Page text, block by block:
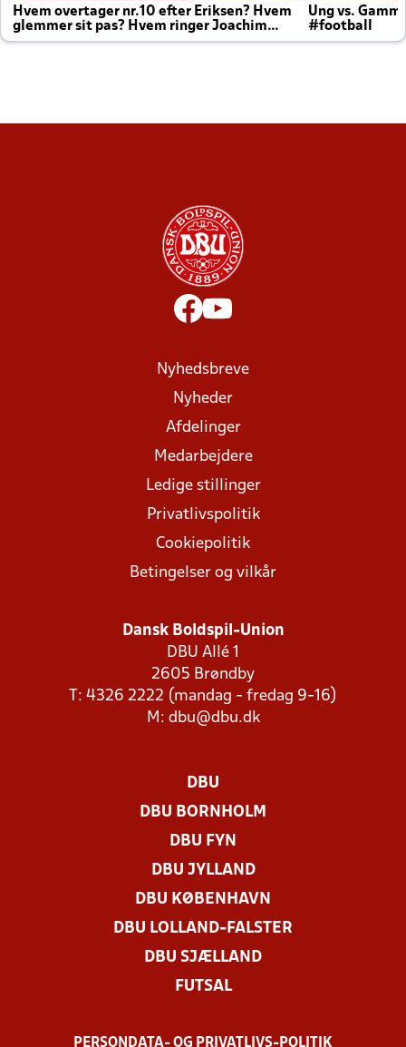
Hvem overtager nr.10 efter Eriksen? Hvem
glemmer sit pas? Hvem ringer Joachim
altid til efter kampe?
Ung vs.
#football
Nyhedsbreve
Nyheder
Afdelinger
Medarbejdere
Ledige stillinger
Privatlivspolitik
Cookiepolitik
Betingelser og vilkår
Dansk Boldspil-Union
DBU Allé 1
2605 Brøndby
T: 4326 2222 (mandag - fredag 9-16)
M: dbu@dbu.dk
DBU
DBU BORNHOLM
DBU FYN
DBU JYLLAND
DBU KØBENHAVN
DBU LOLLAND-FALSTER
DBU SJÆLLAND
FUTSAL
PERSONDATA- OG PRIVATLIVS-POLITIK